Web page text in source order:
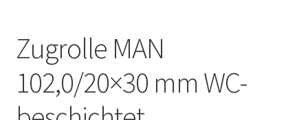
Zugrolle MAN
102,0/20×30 mm WC-